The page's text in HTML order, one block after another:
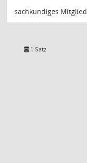
sachkundiges Mitglied
1 Satz